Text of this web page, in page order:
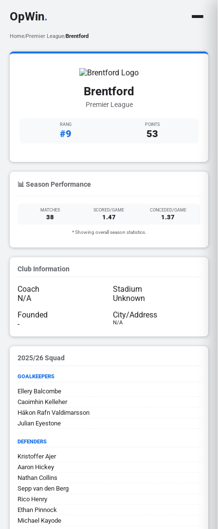
OpWin.
Home/Premier League/Brentford
Brentford
Premier League
RANG
#9
POINTS
53
📊 Season Performance
MATCHES
38
SCORED/GAME
1.47
CONCEDED/GAME
1.37
* Showing overall season statistics.
Club Information
Coach
N/A
Stadium
Unknown
Founded
-
City/Address
N/A
2025/26 Squad
GOALKEEPERS
Ellery Balcombe
Caoimhin Kelleher
Hákon Rafn Valdimarsson
Julian Eyestone
DEFENDERS
Kristoffer Ajer
Aaron Hickey
Nathan Collins
Sepp van den Berg
Rico Henry
Ethan Pinnock
Michael Kayode